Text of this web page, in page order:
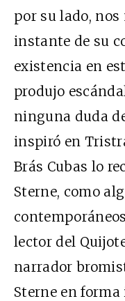
por su lado,
instante de su
existencia en
produjo
ninguna duda
inspiró en
Brás Cubas lo
Sterne, como
lector del
narrador
Sterne en